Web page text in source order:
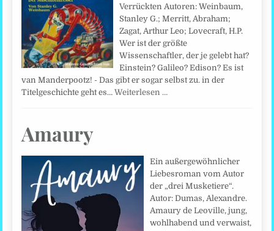
Verrückten Autoren: Weinbaum,
Stanley G.; Merritt, Abraham;
Zagat, Arthur Leo; Lovecraft, H.P.
Wer ist der größte
Wissenschaftler, der je gelebt hat?
Einstein? Galileo? Edison? Es ist
van Manderpootz! - Das gibt er sogar selbst zu. in der
Titelgeschichte geht es…Weiterlesen …
Amaury
Ein außergewöhnlicher
Liebesroman vom Autor
der „drei Musketiere“.
Autor: Dumas, Alexandre.
Amaury de Leoville, jung,
wohlhabend und verwaist,